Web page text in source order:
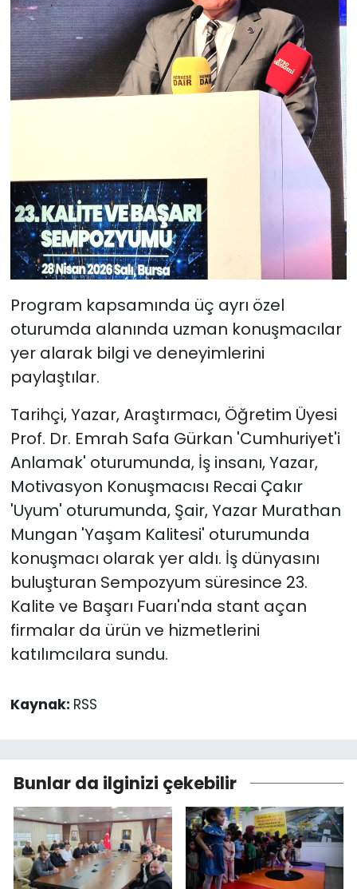
Program kapsamında üç ayrı özel
oturumda alanında uzman konuşmacılar
yer alarak bilgi ve deneyimlerini
paylaştılar.
Tarihçi, Yazar, Araştırmacı, Öğretim Üyesi
Prof. Dr. Emrah Safa Gürkan 'Cumhuriyet'i
Anlamak' oturumunda, İş insanı, Yazar,
Motivasyon Konuşmacısı Recai Çakır
'Uyum' oturumunda, Şair, Yazar Murathan
Mungan 'Yaşam Kalitesi' oturumunda
konuşmacı olarak yer aldı. İş dünyasını
buluşturan Sempozyum süresince 23.
Kalite ve Başarı Fuarı'nda stant açan
firmalar da ürün ve hizmetlerini
katılımcılara sundu.
Kaynak: RSS
Bunlar da ilginizi çekebilir